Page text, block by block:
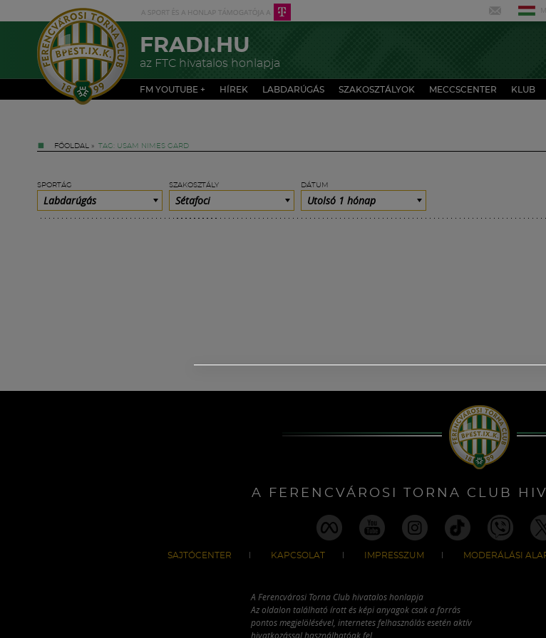
FRADI.HU
az FTC hivatalos honlapja
FM YOUTUBE + HÍREK LABDARÚGÁS SZAKOSZTÁLYOK MECCSCENTER KLUB
FŐOLDAL » TAG: USAM NIMES GARD
SPORTÁG
Labdarúgás
SZAKOSZTÁLY
Sétafoci
DÁTUM
Utolsó 1 hónap
A FERENCVÁROSI TORNA CLUB
SAJTÓCENTER KAPCSOLAT IMPRESSZUM MODERÁLÁSI
A Ferencvárosi Torna Club hivatalos honlapja
Az oldalon található írott és képi anyagok csak a forrás
pontos megjelölésével, internetes felhasználás esetén aktív
hivatkozással használhatóak fel.